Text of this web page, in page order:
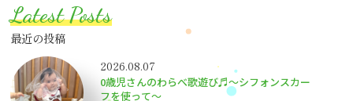
Latest Posts
最近の投稿
2026.08.07
0歳児さんのわらべ歌遊び♬～シフォンスカー
フを使って～